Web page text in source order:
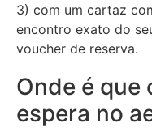
3) com um cartaz
encontro exato do
voucher de reserva.
Onde é que
espera no